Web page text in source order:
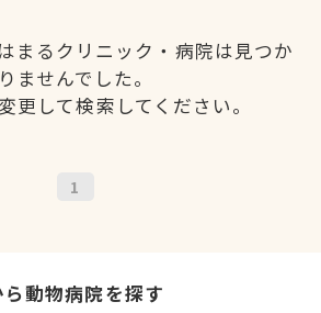
まるクリニック・病院は見つか
りませんでした。
更して検索してください。
1
動物病院を探す